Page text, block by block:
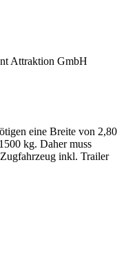
Attraktion GmbH
eine Breite von 2,80
kg. Daher muss
inkl. Trailer